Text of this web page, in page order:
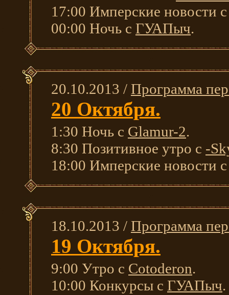
17:00 Имперские новости
00:00 Ночь с ГУАПыч.
20.10.2013 / Программа
20 Октября.
1:30 Ночь с Glamur-2.
8:30 Позитивное утро с -
18:00 Имперские новости
18.10.2013 / Программа
19 Октября.
9:00 Утро с Cotoderon.
10:00 Конкурсы с ГУАПыч.